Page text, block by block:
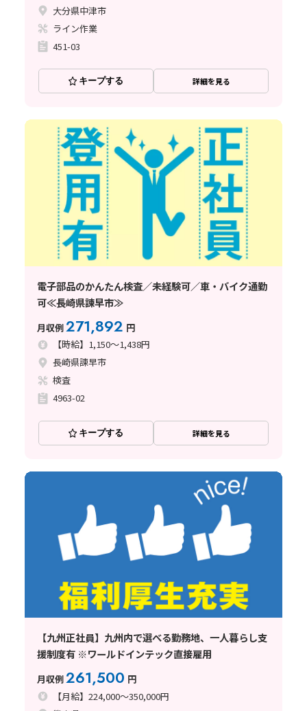
大分県中津市
ライン作業
451-03
キープする 詳細を見る
電子部品のかんたん検査／未経験可／車・バイク通勤
可≪長崎県諫早市≫
月収例271,892 円
【時給】1,150～1,438円
長崎県諫早市
検査
4963-02
キープする 詳細を見る
【九州正社員】九州内で選べる勤務地、一人暮らし支
援制度有 ※ワールドインテック直接雇用
月収例261,500 円
【月給】224,000～350,000円